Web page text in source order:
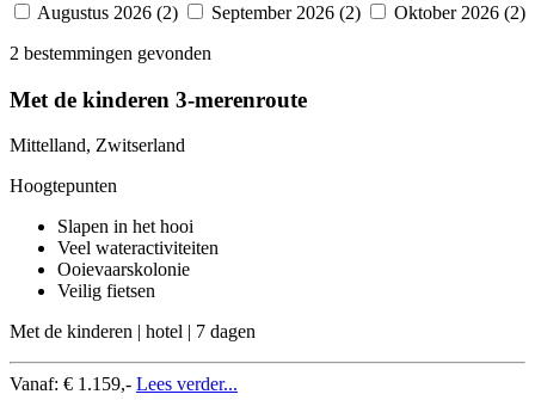
Augustus 2026 (2) September 2026 (2)
Oktober 2026 (2)
2 bestemmingen gevonden
Met de kinderen 3-merenroute
Mittelland, Zwitserland
Hoogtepunten
Slapen in het hooi
Veel wateractiviteiten
Ooievaarskolonie
Veilig fietsen
Met de kinderen | hotel | 7 dagen
Vanaf: € 1.159,- Lees verder...